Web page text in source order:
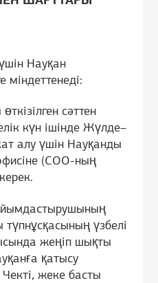
Науқан
міндеттенеді:
сәттен
күн ішінде Жүлде–
алу үшін Науқанды
(СОО-ның
түпнұсқасының үзбелі
жеңіп шықты
қатысу
Чекті, жеке басты